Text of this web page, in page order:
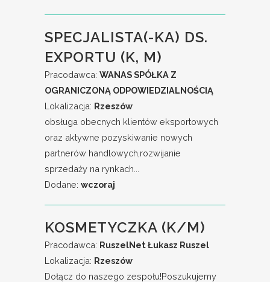
SPECJALISTA(-KA) DS.
EXPORTU (K, M)
Pracodawca: WANAS SPÓŁKA Z
OGRANICZONĄ ODPOWIEDZIALNOŚCIĄ
Lokalizacja: Rzeszów
obsługa obecnych klientów eksportowych
oraz aktywne pozyskiwanie nowych
partnerów handlowych,rozwijanie
sprzedaży na rynkach...
Dodane: wczoraj
KOSMETYCZKA (K/M)
Pracodawca: RuszelNet Łukasz Ruszel
Lokalizacja: Rzeszów
Dołącz do naszego zespołu!Poszukujemy